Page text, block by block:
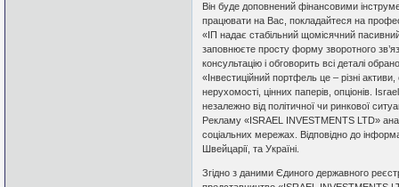
Він буде доповнений фінансовими
працювати на Вас, покладайтеся на
«ІП надає стабільний щомісячний
заповнюєте просту форму зворотного
консультацію і обговорить всі деталі
«Інвестиційний портфель це – різні
нерухомості, цінних паперів, опціонів.
незалежно від політичної чи ринкової
Рекламу «ISRAEL INVESTMENTS LTD»
соціальних мережах. Відповідно до
Швейцарії, та Україні.
Згідно з даними Єдиного державного